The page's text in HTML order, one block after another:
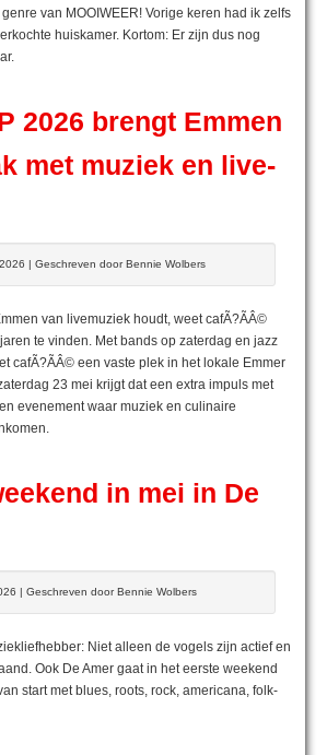
van MOOIWEER! Vorige keren had ik zelfs
huiskamer. Kortom: Er zijn dus nog
2026 brengt Emmen
met muziek en live-
| Geschreven door Bennie Wolbers
van livemuziek houdt, weet cafÃ?ÃÂ©
te vinden. Met bands op zaterdag en jazz
cafÃ?ÃÂ© een vaste plek in het lokale Emmer
23 mei krijgt dat een extra impuls met
evenement waar muziek en culinaire
in mei in De
| Geschreven door Bennie Wolbers
Niet alleen de vogels zijn actief en
Ook De Amer gaat in het eerste weekend
start met blues, roots, rock, americana, folk-